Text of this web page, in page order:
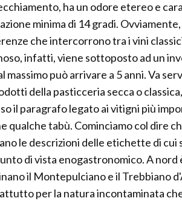
ha un odore etereo e
minima di 14 gradi.
che intercorrono tra i vini
infatti, viene sottoposto ad un
massimo può arrivare a 5 anni. Va
della pasticceria secca o
il paragrafo legato ai vitigni più
qualche tabù. Cominciamo col dire
le descrizioni delle etichette di cui
di vista enogastronomico. A
il Montepulciano e il Trebbiano
per la natura incontaminata